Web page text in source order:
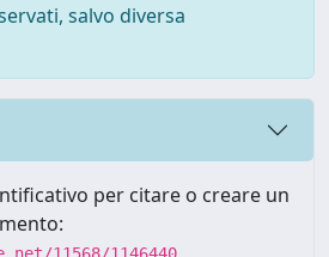
salvo diversa
per citare o creare un